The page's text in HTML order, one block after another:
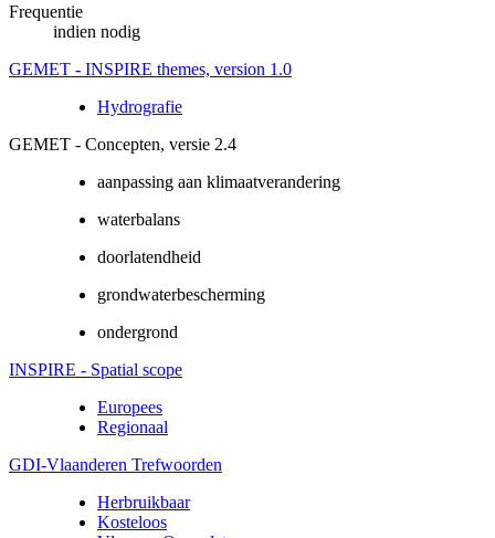
Frequentie
indien nodig
GEMET - INSPIRE themes, version 1.0
Hydrografie
GEMET - Concepten, versie 2.4
aanpassing aan klimaatverandering
waterbalans
doorlatendheid
grondwaterbescherming
ondergrond
INSPIRE - Spatial scope
Europees
Regionaal
GDI-Vlaanderen Trefwoorden
Herbruikbaar
Kosteloos